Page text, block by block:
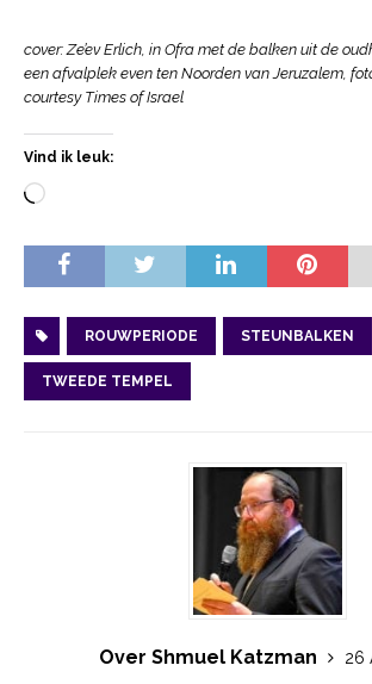
cover: Ze’ev Erlich, in Ofra met de balken uit de
een afvalplek even ten Noorden van Jeruzalem, f
courtesy Times of Israel
Vind ik leuk:
ROUWPERIODE STEUNBALKEN
TWEEDE TEMPEL
Over Shmuel Katzman
26